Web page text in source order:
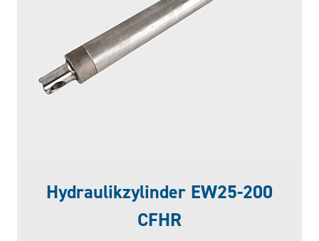
Hydraulikzylinder EW25-200
CFHR